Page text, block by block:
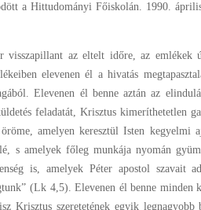
a Hittudományi Főiskolán. 1990.
visszapillant az eltelt időre, az emlékek
elevenen él a hivatás
Elevenen él benne aztán az
feladatát, Krisztus kimeríthetetlen
amelyen keresztül Isten kegyelmi
s amelyek főleg munkája nyomán
is, amelyek Péter apostol szavait
(Lk 4,5). Elevenen él benne minden
Krisztus szeretetének egyik legnagyobb